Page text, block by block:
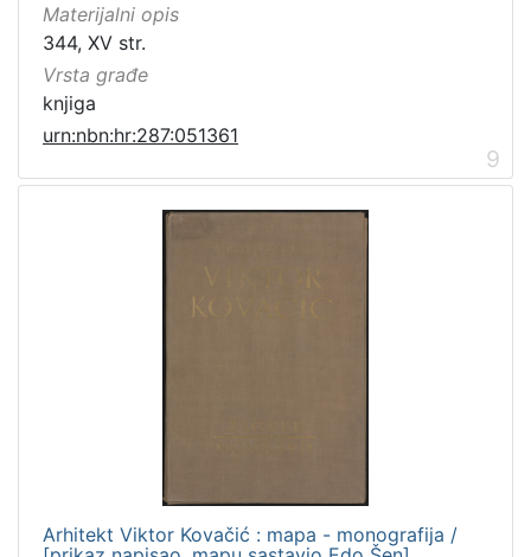
Materijalni opis
344, XV str.
Vrsta građe
knjiga
urn:nbn:hr:287:051361
9
Arhitekt Viktor Kovačić : mapa - monografija /